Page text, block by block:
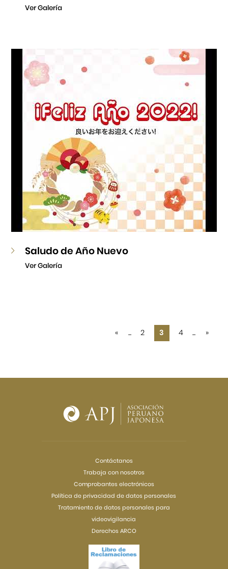
Ver Galería
Saludo de Año Nuevo
Ver Galería
« ... 2 3 4 ... »
Contáctanos
Trabaja con nosotros
Comprobantes electrónicos
Política de privacidad de datos personales
Tratamiento de datos personales para
videovigilancia
Derechos ARCO